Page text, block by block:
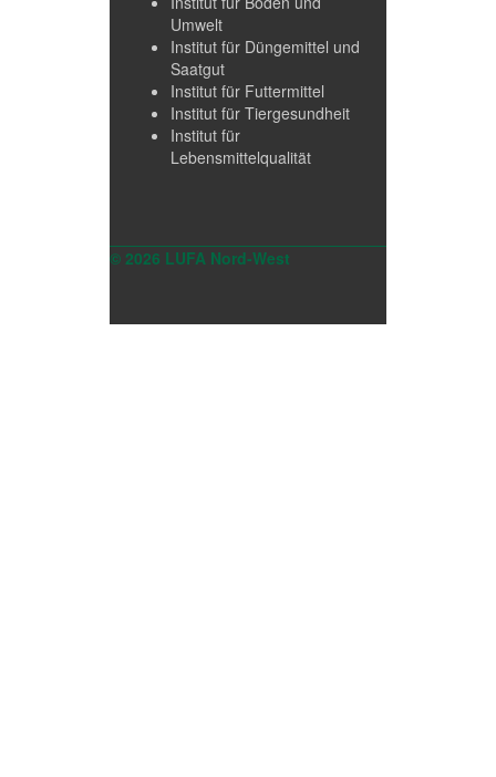
Umwelt
Institut für Düngemittel und
Saatgut
Institut für Futtermittel
Institut für Tiergesundheit
Institut für
Lebensmittelqualität
© 2026 LUFA Nord-West